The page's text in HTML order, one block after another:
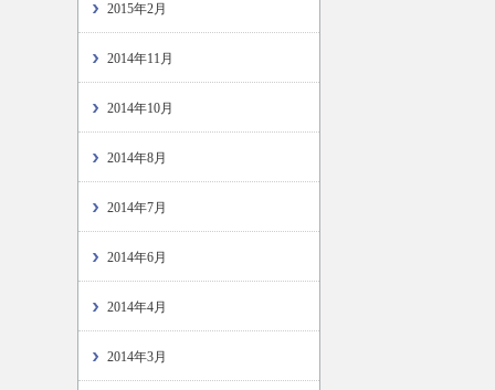
2015年2月
2014年11月
2014年10月
2014年8月
2014年7月
2014年6月
2014年4月
2014年3月